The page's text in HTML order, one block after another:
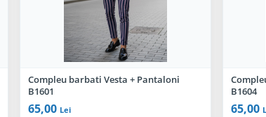
Compleu barbati Vesta + Pantaloni
B1601
65,00 Lei
B1604
65,00